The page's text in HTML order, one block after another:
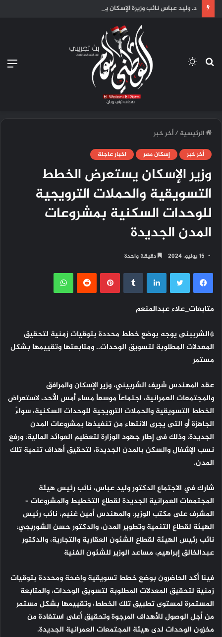
بحث
الرئيسية /أخر خبر
أخر خبر إسكان مصر اخبار عاجلة
وزير الإسكان يستعرض الخطط
التسويقية والحملات الترويجية
للوحدات السكنية بمشروعات
المدن الجديدة
15 يوليو، 2024 دقيقة واحدة
فيسبوكتويتر لينكدإن بينتيريست واتساب
متابعات_علاء عبدالمنعم
*الشرببنى يوجه بوضع خطط محددة بتوقيات زمنية لتحقيق
المعدلات المطلوبة لتسويق الوحدات.. ومتابعتها وتقييمها بشكل
مستمر
عقد المهندس شريف الشربيني، وزير الإسكان والمرافق
والمجتمعات العمرانية، اجتماعاً موسعاً مساء أمس الأحد، لاستعراض
الخطط التسويقية والحملات الترويجية للوحدات السكنية، سواءً
الجاهزة أو التى يجرى الانتهاء من تنفيذها بمشروعات المدن
الجديدة، وذلك فى إطار جهود الوزارة لتعظيم العوائد المالية، ورفع
نسب الإشغال والسكن بالمدن الجديدة، لتحقيق أهداف تنمية تلك
المدن.
شارك في الاجتماع الدكتور وليد عباس، نائب رئيس هيئة
المجتمعات العمرانية الجديدة لقطاع التخطيط والمشروعات –
المشرف على مكتب الوزير، والمهندس أمين غنيم، نائب رئيس
الهيئة لقطاع التنمية وتطوير المدن، والدكتور حسن الشوربجي،
نائب رئيس الهيئة لقطاع الشئون العقارية والتجارية، والدكتور
عبدالخالق إبراهيم، مساعد الوزير للشئون الفنية
فينا أكد الحاضرون بوضع خطط تسويقية واضحة ومحددة بتوقيات
زمنية لتحقيق المعدلات المطلوبة لتسويق الوحدات، والمتابعة
المستمرة لمستوى تطبيق تلك الخطط، وتقييمها بشكل مستمر
من أجل الوصول للأهداف المرجوة وتحقيق أعلى استفادة من
مخزون الوحدات لدى هيئة المجتمعات العمرانية الجديدة.